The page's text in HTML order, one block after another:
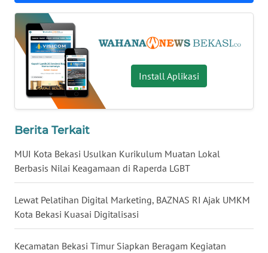
Install Aplikasi
Berita Terkait
MUI Kota Bekasi Usulkan Kurikulum Muatan Lokal
Berbasis Nilai Keagamaan di Raperda LGBT
Lewat Pelatihan Digital Marketing, BAZNAS RI Ajak UMKM
Kota Bekasi Kuasai Digitalisasi
Kecamatan Bekasi Timur Siapkan Beragam Kegiatan
WN
MALUKU
WN
MALUT
DAIRI
WN
DANAU
TOBA
WN
NIAS